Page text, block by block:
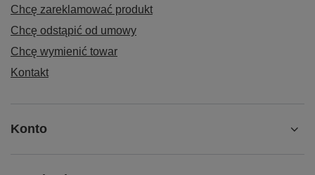
Chcę zareklamować produkt
Chcę odstąpić od umowy
Chcę wymienić towar
Kontakt
Konto